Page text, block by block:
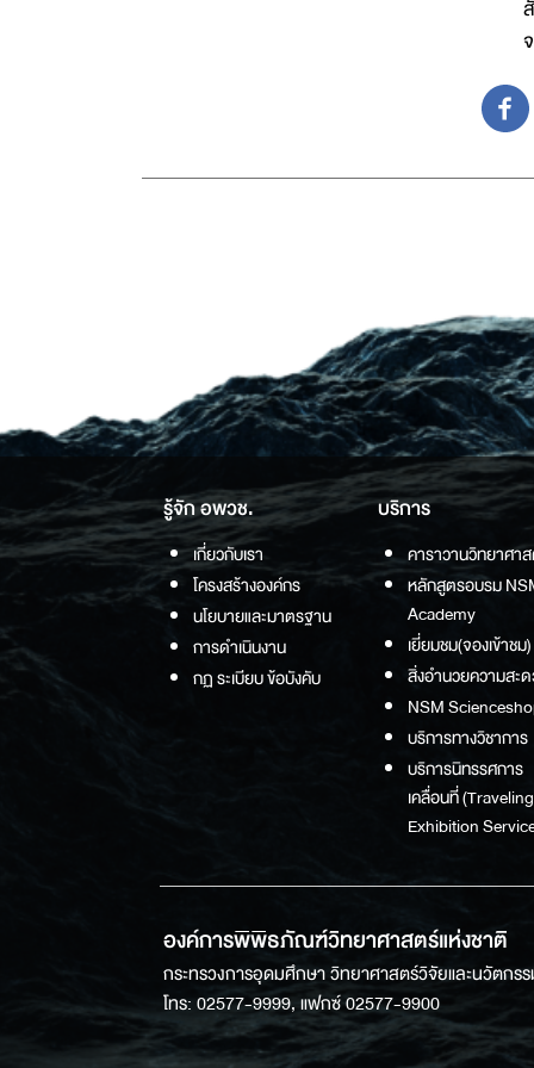
รู้จัก อพวช.
เกี่ยวกับเรา
โครงสร้างองค์กร
นโยบายและมาตรฐาน
การดำเนินงาน
กฏ ระเบียบ ข้อบังคับ
บริการ
คาราวานวิทยาศา
หลักสูตรอบรม
Academy
เยี่ยมชม(จองเข้าชม)
สิ่งอำนวยความสะ
NSM
บริการทางวิชาการ
บริการนิทรรศการ
เคลื่อนที่ (Traveling
Exhibition
องค์การพิพิธภัณฑ์วิทยาศาสตร์แห่งชาติ
กระทรวงการอุดมศึกษา วิทยาศาสตร์วิจัยและนวัตก
โทร: 02577-9999, แฟกซ์ 02577-9900